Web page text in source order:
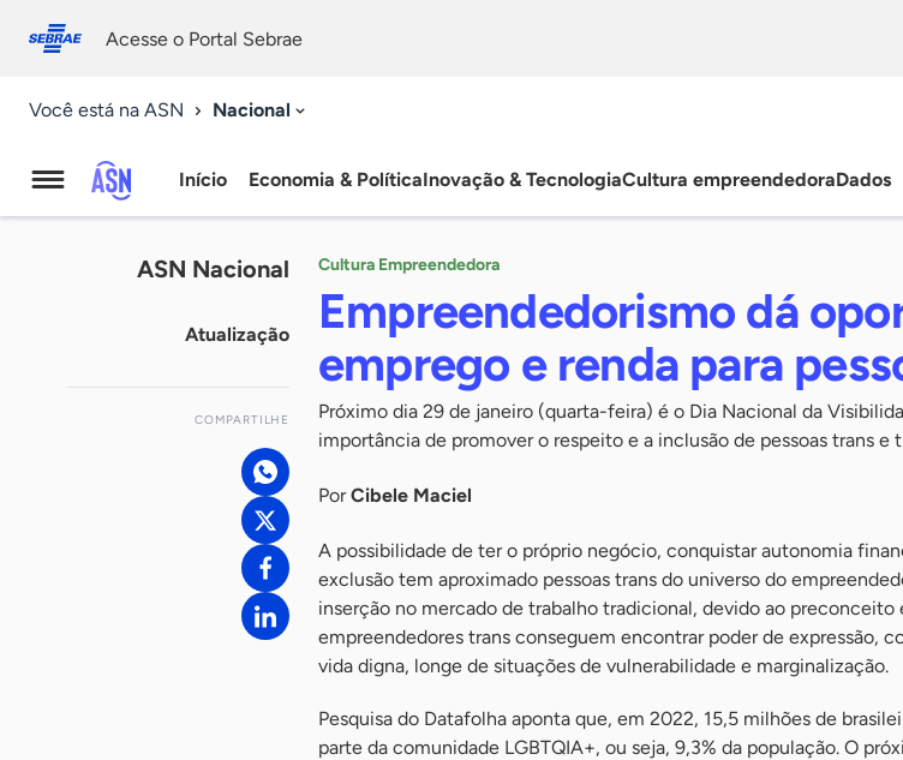
conosco
Acesse o Portal Sebrae
Você está na ASN Nacional
Agência
Sebrae
Notícias
Início Economia & PolíticaInovação & TecnologiaCultura empreendedoraDados
ASN Nacional
Atualização
COMPARTILHE
Cultura Empreendedora
Empreendedorismo dá
emprego e renda para
Próximo dia 29 de janeiro (quarta-feira) é o Dia Nacional da
importância de promover o respeito e a inclusão de pessoas trans e
PorCibele Maciel
A possibilidade de ter o próprio negócio, conquistar autonomia
exclusão tem aproximado pessoas trans do universo do
inserção no mercado de trabalho tradicional, devido ao preconceito
empreendedores trans conseguem encontrar poder de expressão,
vida digna, longe de situações de vulnerabilidade e marginalização.
Pesquisa do Datafolha aponta que, em 2022, 15,5 milhões de
parte da comunidade LGBTQIA+, ou seja, 9,3% da população. O